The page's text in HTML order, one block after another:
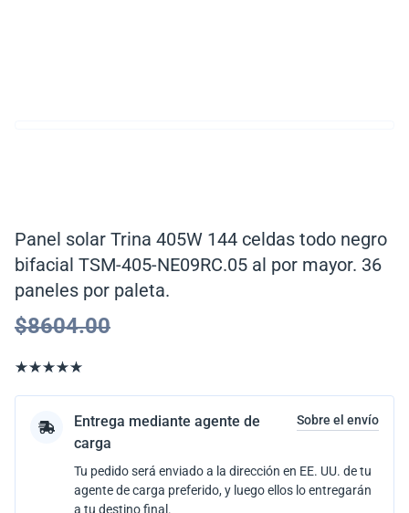
Panel solar Trina 405W 144 celdas todo negro
bifacial TSM-405-NE09RC.05 al por mayor. 36
paneles por paleta.
$8604.00
Entrega mediante agente de
carga
Sobre el envío
Tu pedido será enviado a la dirección en EE. UU. de tu
agente de carga preferido, y luego ellos lo entregarán
a tu destino final.